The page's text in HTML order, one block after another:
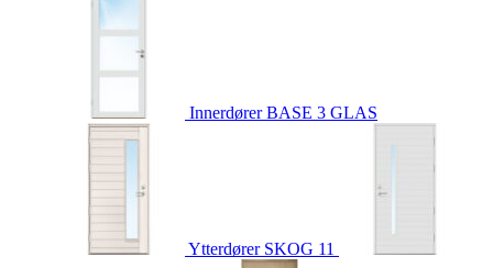
InnerdørerBASE 3 GLAS
Ytterdører SKOG 11